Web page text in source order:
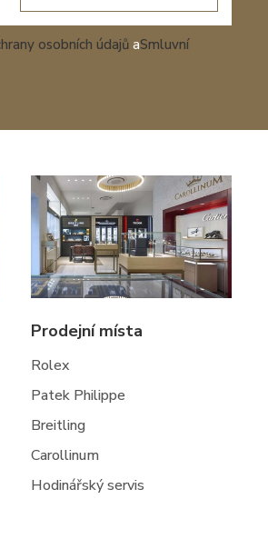
osobních údajůaSmluvní
Prodejní místa
Rolex
Patek Philippe
Breitling
Carollinum
Hodinářský servis